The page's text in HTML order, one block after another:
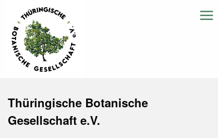
Thüringische Botanische
Gesellschaft e.V.